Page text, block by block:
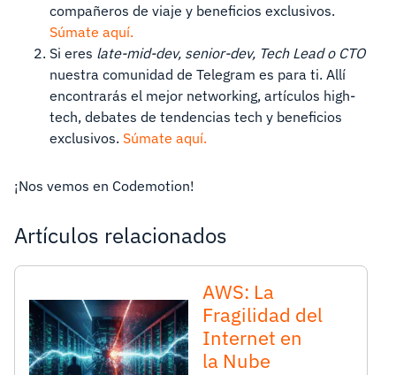
compañeros de viaje y beneficios exclusivos.
Súmate aquí.
Si eres late-mid-dev, senior-dev, Tech Lead o CTO
nuestra comunidad de Telegram es para ti. Allí
encontrarás el mejor networking, artículos high-
tech, debates de tendencias tech y beneficios
exclusivos. Súmate aquí.
¡Nos vemos en Codemotion!
Artículos relacionados
AWS: La
Fragilidad del
Internet en
la Nube